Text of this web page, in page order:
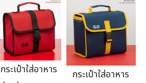
กระเป๋าใส่อาหาร
กระเป๋าใส่อาหาร